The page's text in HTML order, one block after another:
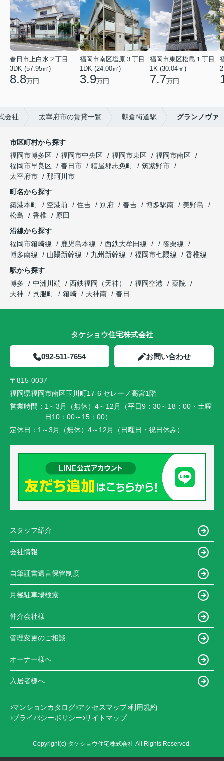
春日市上白水２丁目
3DK (57.95㎡)
8.8万円
福岡市南区塩原３丁目
1DK (24.00㎡)
3.9万円
福岡市東区松島１丁目
1K (30.04㎡)
7.7万円
会社 太宰府市の賃貸一覧 朝倉街道駅 グランノヴァ
市区町村から探す
福岡市博多区
福岡市中央区 福岡市東区
福岡市南区
福岡市早良区
春日市 糟屋郡志免町
筑紫野市
太宰府市
那珂川市
町名から探す
築港本町
空港前 住吉 別府 春吉 博多駅南
美野島
松島
香椎
原田
沿線から探す
福岡市箱崎線
鹿児島本線 西鉄大牟田線
篠栗線
博多南線
山陽新幹線 九州新幹線 福岡市七隈線
香椎線
駅から探す
博多
中洲川端 西鉄福岡（天神） 福岡空港
薬院
天神
呉服町 箱崎 天神南 春日
タケショウ住宅株式会社
092-511-7654 お問い合わせ
〒815-0037
福岡県福岡市南区玉川町17-6 セレーノ高宮1階
営業時間： 1～3月（無休）4～12月（平日9：30～18：00・土曜
日10：00～15：00）
定休日： 1～3月（無休）4～12月（日曜日・祝日休み）
スタッフ紹介
会社情報
自筆証書遺言保管制度
月極駐車場検索
仲介会社様
管理変更のご相談
オーナー様へ
入居者様へ
マンションカタログ アクセスマップ 利用規約
プライバシーポリシー サイトマップ
Copyright(c) タケショウ住宅株式会社 All Rights Reserved.